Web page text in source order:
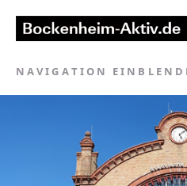
NAVIGATION